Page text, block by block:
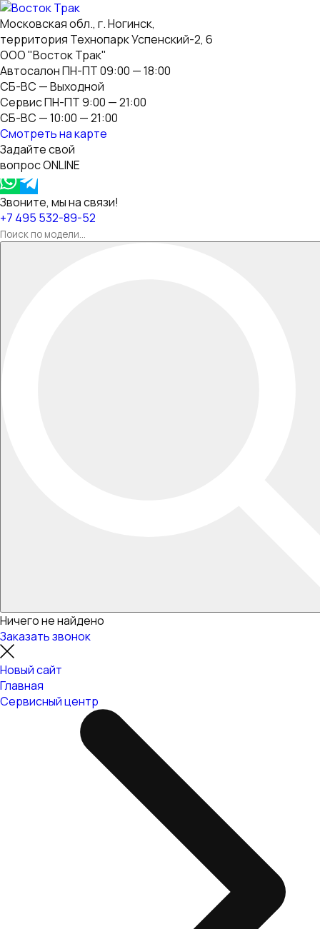
Московская обл., г. Ногинск,
территория Технопарк Успенский-2, 6
ООО "Восток Трак"
Автосалон ПН-ПТ 09:00 — 18:00
СБ-ВС — Выходной
Сервис ПН-ПТ 9:00 — 21:00
СБ-ВС — 10:00 — 21:00
Смотреть на карте
Задайте свой
вопрос ONLINE
Звоните, мы на связи!
+7 495 532-89-52
Ничего не найдено
Заказать звонок
Новый сайт
Главная
Сервисный центр